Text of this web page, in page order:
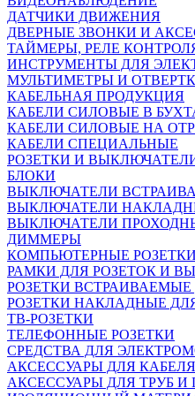
ДАТЧИКИ ДВИЖЕНИЯ
ДВЕРНЫЕ ЗВОНКИ И
ТАЙМЕРЫ, РЕЛЕ
ИНСТРУМЕНТЫ ДЛЯ
МУЛЬТИМЕТРЫ И
КАБЕЛЬНАЯ ПРОДУКЦИЯ
КАБЕЛИ СИЛОВЫЕ В
КАБЕЛИ СИЛОВЫЕ НА
КАБЕЛИ СПЕЦИАЛЬНЫЕ
РОЗЕТКИ И
БЛОКИ
ВЫКЛЮЧАТЕЛИ
ВЫКЛЮЧАТЕЛИ
ВЫКЛЮЧАТЕЛИ
ДИММЕРЫ
КОМПЬЮТЕРНЫЕ РОЗЕТКИ
РАМКИ ДЛЯ РОЗЕТОК И
РОЗЕТКИ
РОЗЕТКИ НАКЛАДНЫЕ
ТВ-РОЗЕТКИ
ТЕЛЕФОННЫЕ РОЗЕТКИ
СРЕДСТВА ДЛЯ
АКСЕССУАРЫ ДЛЯ КАБЕЛЯ
АКСЕССУАРЫ ДЛЯ ТРУБ И